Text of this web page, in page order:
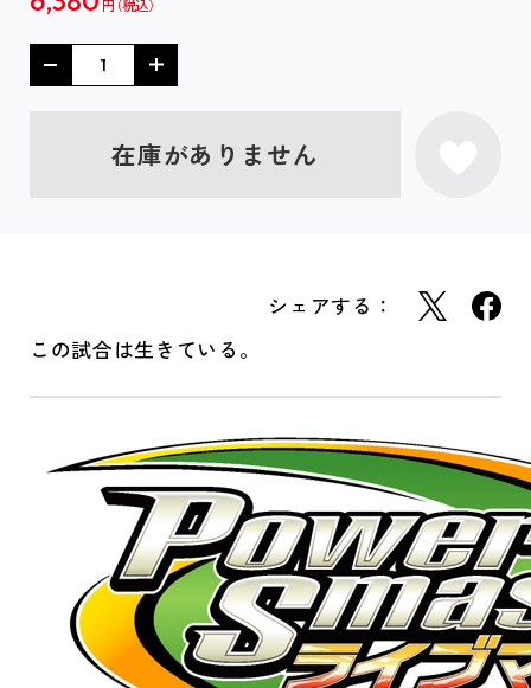
円
在庫がありません
シェアする：
この試合は生きている。